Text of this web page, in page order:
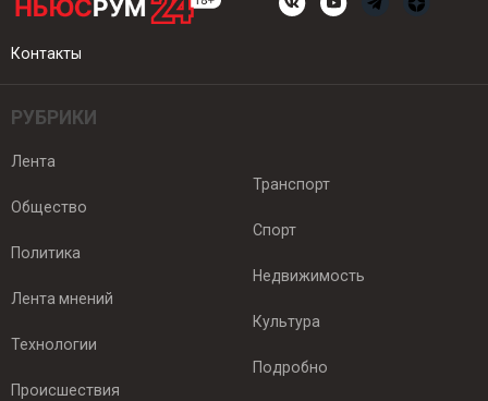
Контакты
РУБРИКИ
Лента
Общество
Политика
Лента мнений
Технологии
Происшествия
Транспорт
Спорт
Недвижимость
Культура
Подробно